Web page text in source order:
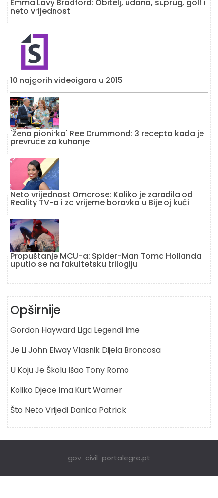
Emma Lavy Bradford: Obitelj, udana, suprug, golf i
neto vrijednost
10 najgorih videoigara u 2015
'Žena pionirka' Ree Drummond: 3 recepta kada je
prevruće za kuhanje
Neto vrijednost Omarose: Koliko je zaradila od
Reality TV-a i za vrijeme boravka u Bijeloj kući
Propuštanje MCU-a: Spider-Man Toma Hollanda
uputio se na fakultetsku trilogiju
Opširnije
Gordon Hayward Liga Legendi Ime
Je Li John Elway Vlasnik Dijela Broncosa
U Koju Je Školu Išao Tony Romo
Koliko Djece Ima Kurt Warner
Što Neto Vrijedi Danica Patrick
gov-civil-portalegre.pt